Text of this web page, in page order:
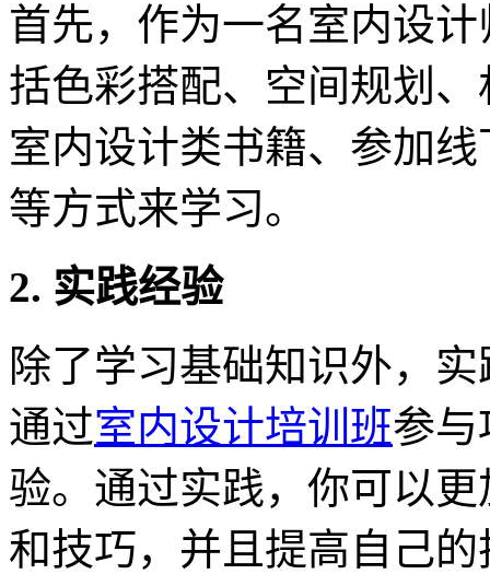
首先，作为一名室内设
括色彩搭配、空间规划
室内设计类书籍、参加
等方式来学习。
2. 实践经验
除了学习基础知识外，
通过室内设计培训班参与
验。通过实践，你可以
和技巧，并且提高自己